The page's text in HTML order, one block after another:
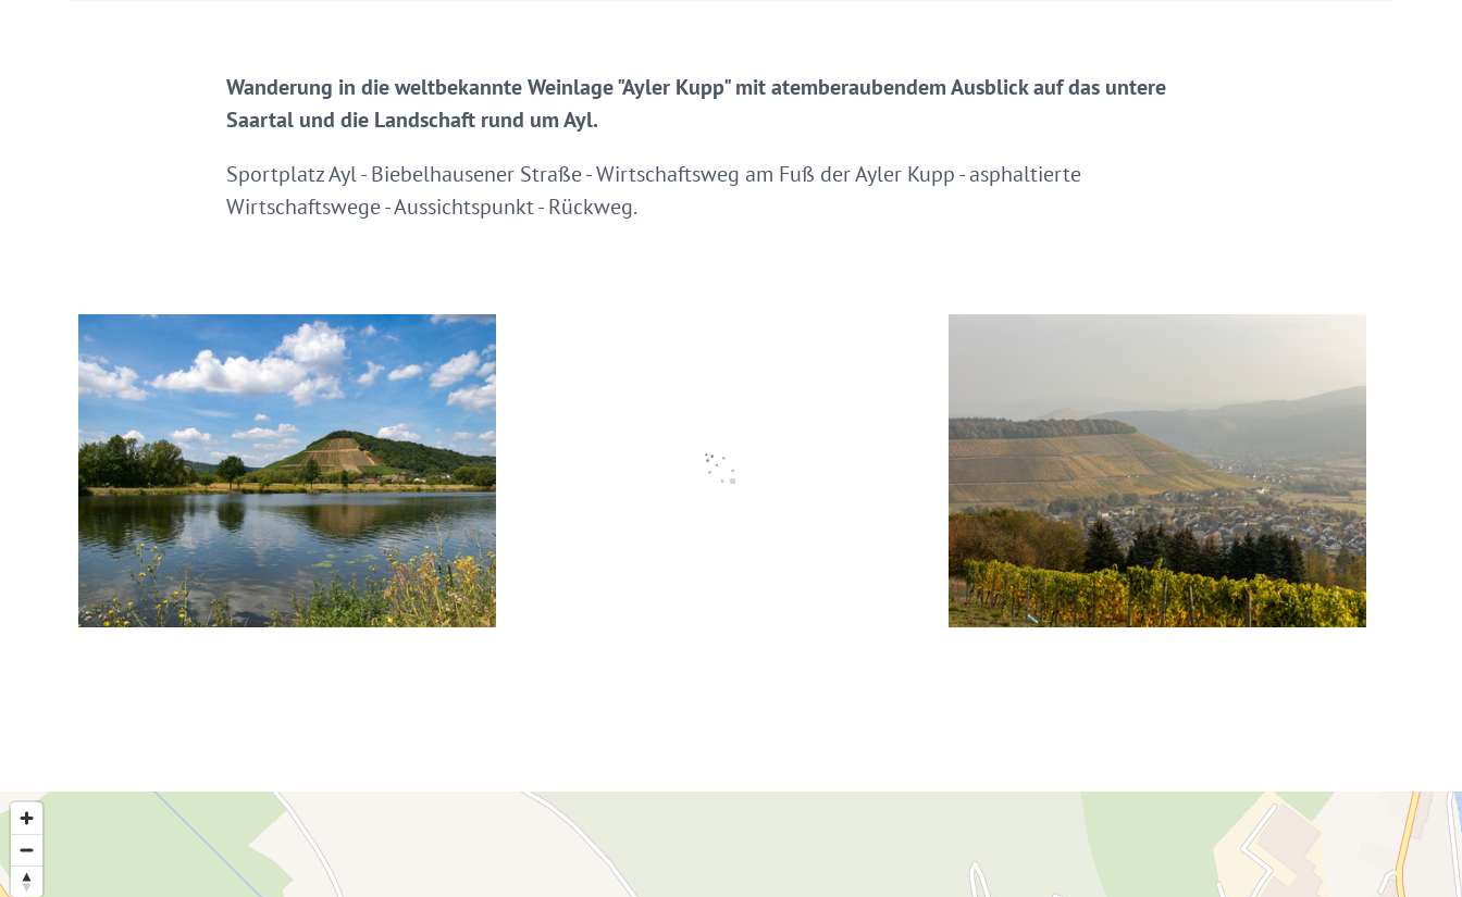
Wanderung in die weltbekannte Weinlage "Ayler Kupp" mit atemberaubendem Ausblick auf das untere
Saartal und die Landschaft rund um Ayl.
Sportplatz Ayl - Biebelhausener Straße - Wirtschaftsweg am Fuß der Ayler Kupp - asphaltierte
Wirtschaftswege - Aussichtspunkt - Rückweg.